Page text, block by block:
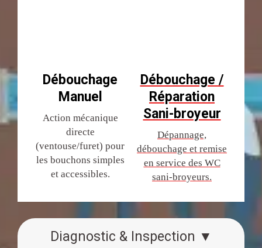
Diagnostic & Inspection ▼
Débouchage
Manuel
Action mécanique
directe
(ventouse/furet) pour
les bouchons simples
et accessibles.
Débouchage /
Réparation
Sani-broyeur
Dépannage,
débouchage et remise
en service des WC
sani-broyeurs.